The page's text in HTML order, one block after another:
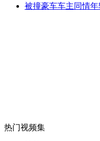
被撞豪车车主同情
热门视频集